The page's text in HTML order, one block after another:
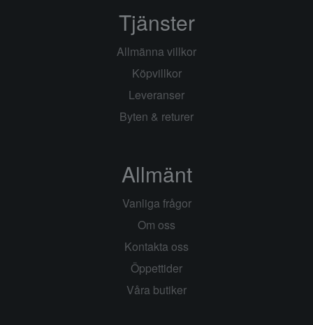
Tjänster
Allmänna villkor
Köpvillkor
Leveranser
Byten & returer
Allmänt
Vanliga frågor
Om oss
Kontakta oss
Öppettider
Våra butiker